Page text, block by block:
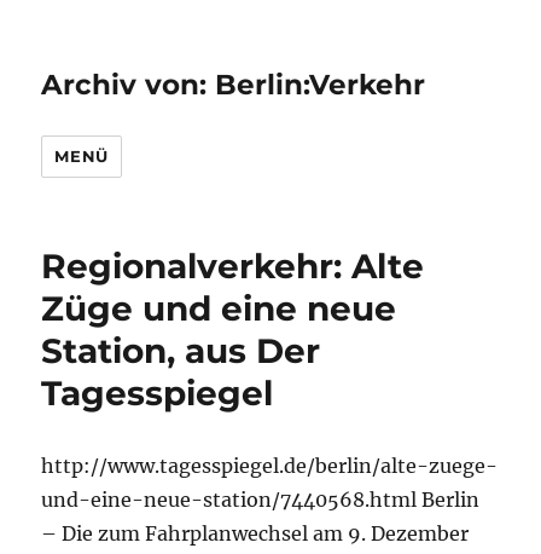
Archiv von: Berlin:Verkehr
MENÜ
Regionalverkehr: Alte
Züge und eine neue
Station, aus Der
Tagesspiegel
http://www.tagesspiegel.de/berlin/alte-zuege-
und-eine-neue-station/7440568.html Berlin
– Die zum Fahrplanwechsel am 9. Dezember